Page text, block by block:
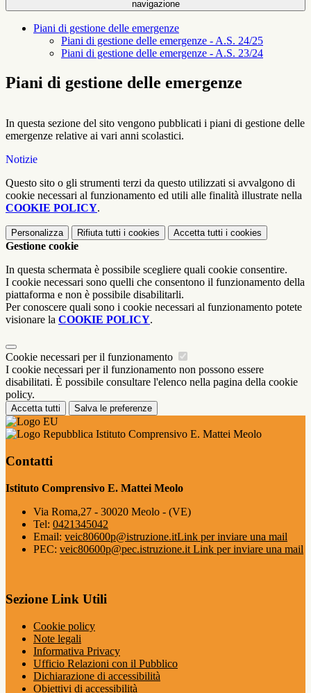
navigazione
Piani di gestione delle emergenze
Piani di gestione delle emergenze - A.S. 24/25
Piani di gestione delle emergenze - A.S. 23/24
Piani di gestione delle emergenze
In questa sezione del sito vengono pubblicati i piani di gestione delle
emergenze relative ai vari anni scolastici.
Notizie
Questo sito o gli strumenti terzi da questo utilizzati si avvalgono di
cookie necessari al funzionamento ed utili alle finalità illustrate nella
COOKIE POLICY.
Personalizza Rifiuta tutti i cookies Accetta tutti i cookies
Gestione cookie
In questa schermata è possibile scegliere quali cookie consentire.
I cookie necessari sono quelli che consentono il funzionamento della
piattaforma e non è possibile disabilitarli.
Per conoscere quali sono i cookie necessari al funzionamento potete
visionare la COOKIE POLICY.
Cookie necessari per il funzionamento
I cookie necessari per il funzionamento non possono essere
disabilitati. È possibile consultare l'elenco nella pagina della cookie
policy.
Accetta tutti Salva le preferenze
Istituto Comprensivo E. Mattei Meolo
Contatti
Istituto Comprensivo E. Mattei Meolo
Via Roma,27 - 30020 Meolo - (VE)
Tel: 0421345042
Email: veic80600p@istruzione.itLink per inviare una mail
PEC: veic80600p@pec.istruzione.it Link per inviare una mail
Sezione Link Utili
Cookie policy
Note legali
Informativa Privacy
Ufficio Relazioni con il Pubblico
Dichiarazione di accessibilità
Obiettivi di accessibilità